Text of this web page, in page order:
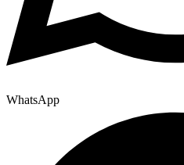
WhatsApp